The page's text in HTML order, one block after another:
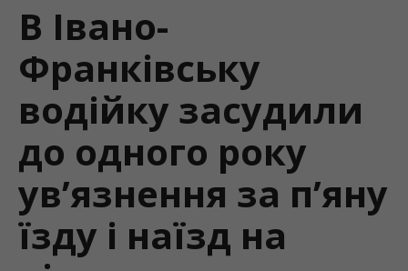
В Івано-
Франківську
водійку засудили
до одного року
ув’язнення за п’яну
їзду і наїзд на